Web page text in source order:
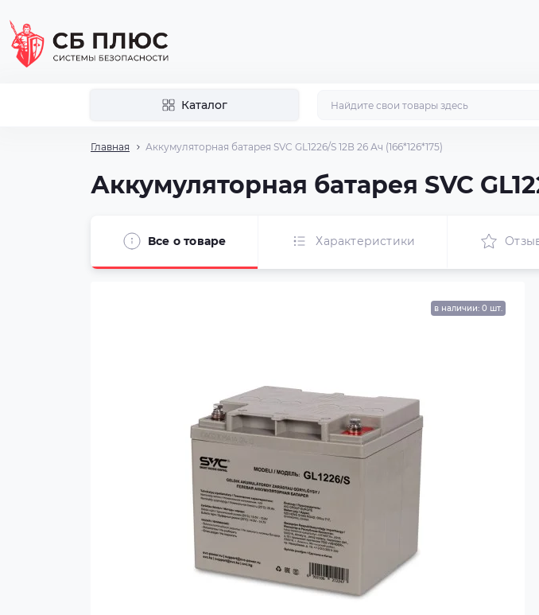
Каталог
Главная Аккумуляторная батарея SVC GL1226/S 12В 26 Ач (166*126*175)
Аккумуляторная батарея SVC
Все о товаре Характеристики
в наличии: 0 шт.